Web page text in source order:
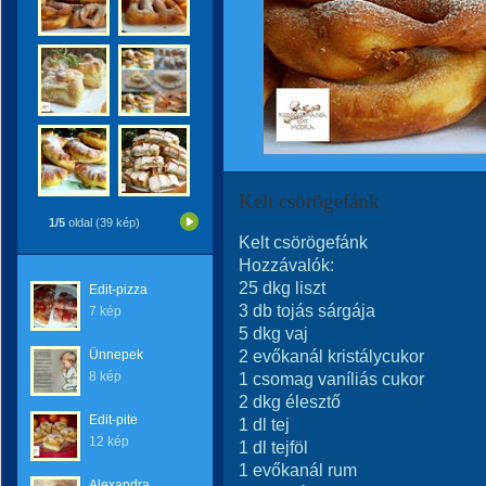
1/5 oldal (39 kép)
Edit-pizza
7 kép
Ünnepek
8 kép
Edit-pite
12 kép
Kelt csörögefánk
Kelt csörögefánk
Hozzávalók:
25 dkg liszt
3 db tojás sárgája
5 dkg vaj
2 evőkanál kristálycukor
1 csomag vaníliás cukor
2 dkg élesztő
1 dl tej
1 dl tejföl
1 evőkanál rum